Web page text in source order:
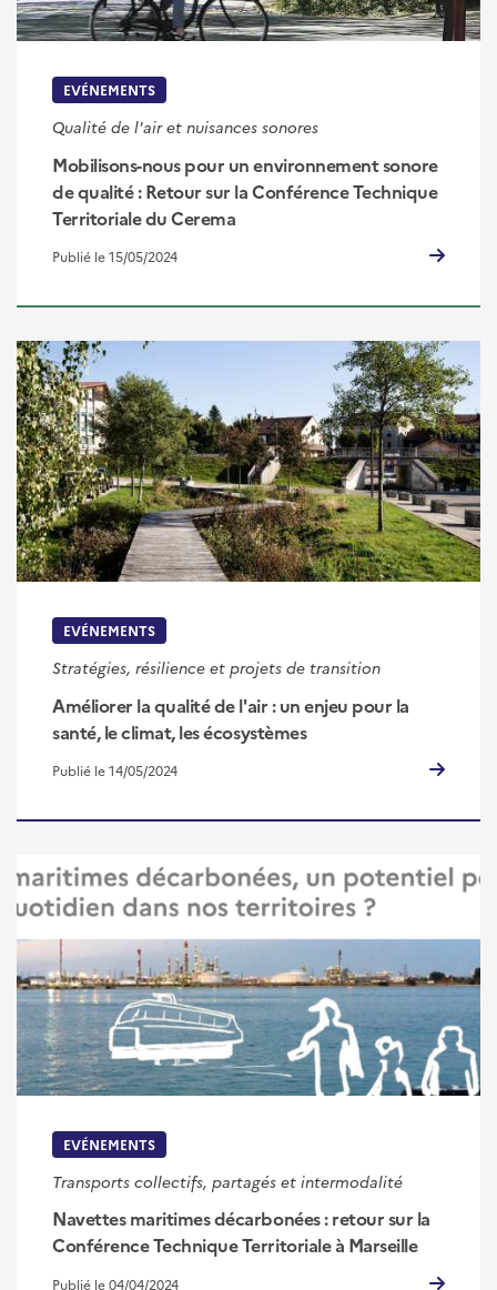
EVÉNEMENTS
Qualité de l'air et nuisances sonores
Mobilisons-nous pour un environnement sonore
de qualité : Retour sur la Conférence Technique
Territoriale du Cerema
Publié le 15/05/2024
EVÉNEMENTS
Stratégies, résilience et projets de transition
Améliorer la qualité de l'air : un enjeu pour la
santé, le climat, les écosystèmes
Publié le 14/05/2024
EVÉNEMENTS
Transports collectifs, partagés et intermodalité
Navettes maritimes décarbonées : retour sur la
Conférence Technique Territoriale à Marseille
Publié le 04/04/2024